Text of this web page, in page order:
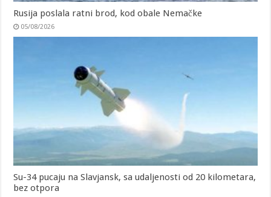
Rusija poslala ratni brod, kod obale Nemačke
05/08/2026
Su-34 pucaju na Slavjansk, sa udaljenosti od 20 kilometara,
bez otpora